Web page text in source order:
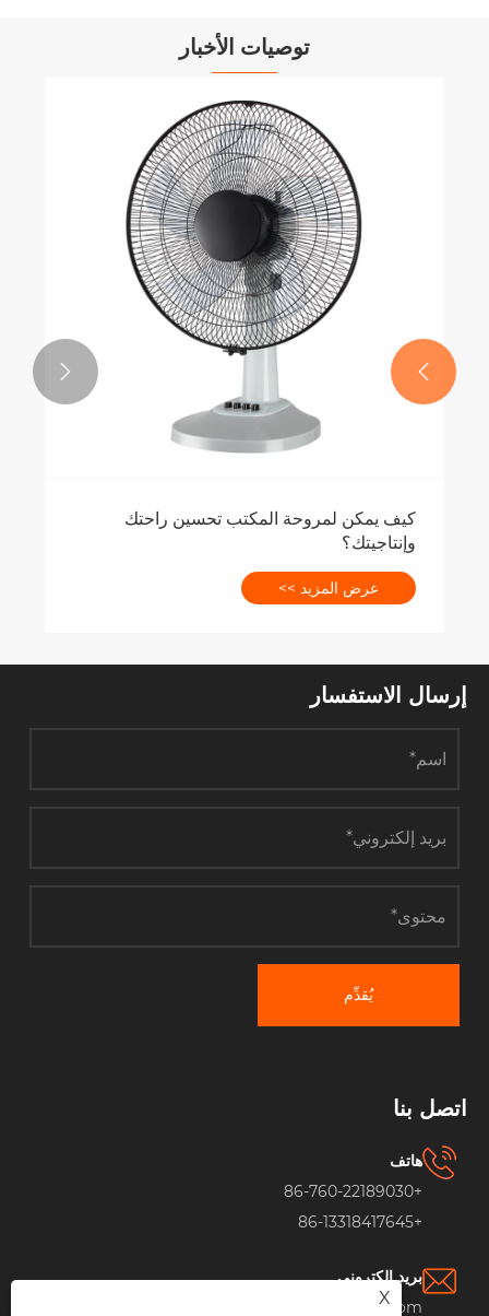
توصيات الأخبار
كيف يمكن لمروحة المكتب تحسين راحتك
وإنتاجيتك؟
عرض المزيد >>


إرسال الاستفسار
يُقدِّم
اتصل بنا
هاتف
+86-760-22189030
+86-13318417645
بريد إلكتروني
fan@moxieair.com
X